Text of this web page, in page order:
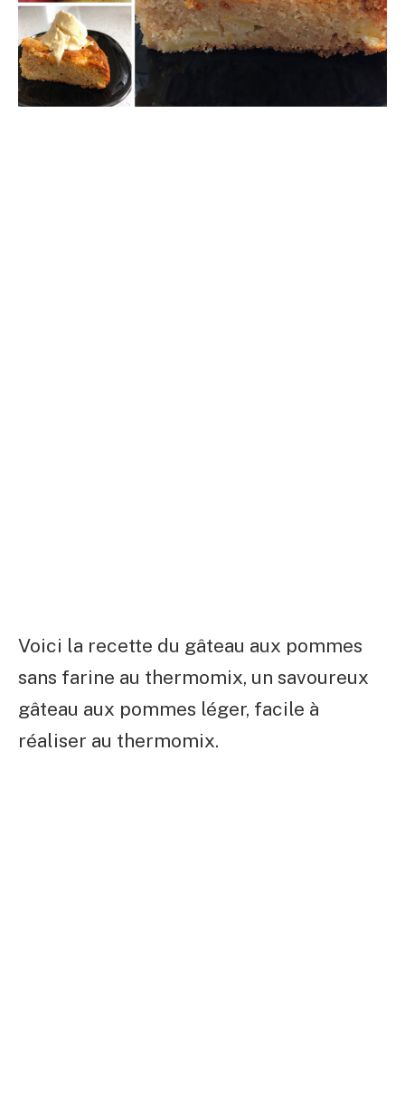
Voici la recette du gâteau aux pommes
sans farine au thermomix, un savoureux
gâteau aux pommes léger, facile à
réaliser au thermomix.